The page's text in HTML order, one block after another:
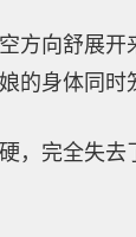
方向舒展开
的身体同时
，完全失